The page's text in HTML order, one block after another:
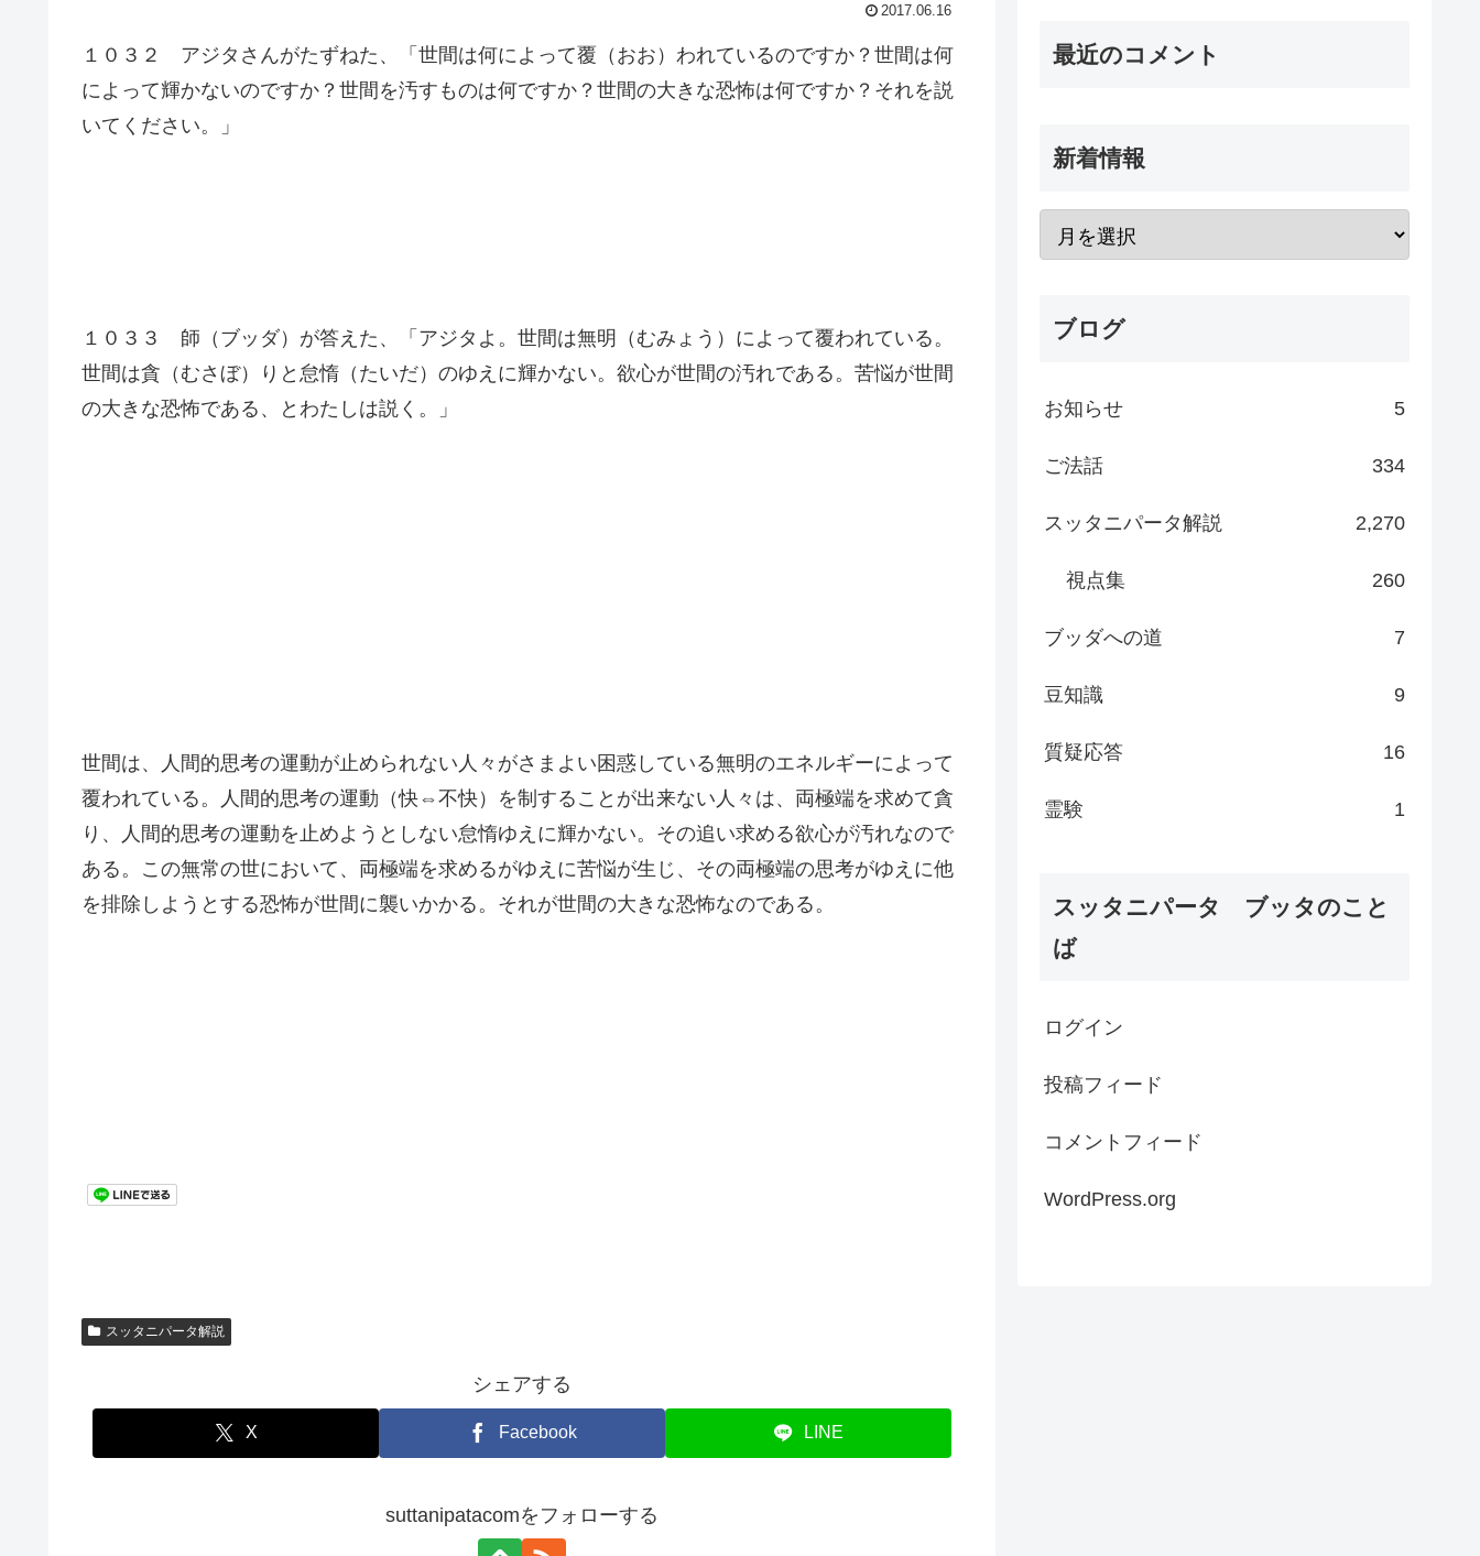
2017.06.16
１０３２ アジタさんがたずねた、「世間は何によって覆（おお）われているのですか？世間は何
によって輝かないのですか？世間を汚すものは何ですか？世間の大きな恐怖は何ですか？それを説
いてください。」
１０３３ 師（ブッダ）が答えた、「アジタよ。世間は無明（むみょう）によって覆われている。
世間は貪（むさぼ）りと怠惰（たいだ）のゆえに輝かない。欲心が世間の汚れである。苦悩が世間
の大きな恐怖である、とわたしは説く。」
世間は、人間的思考の運動が止められない人々がさまよい困惑している無明のエネルギーによって
覆われている。人間的思考の運動（快⇔不快）を制することが出来ない人々は、両極端を求めて貪
り、人間的思考の運動を止めようとしない怠惰ゆえに輝かない。その追い求める欲心が汚れなので
ある。この無常の世において、両極端を求めるがゆえに苦悩が生じ、その両極端の思考がゆえに他
を排除しようとする恐怖が世間に襲いかかる。それが世間の大きな恐怖なのである。
スッタニパータ解説
シェアする
X Facebook LINE
suttanipatacomをフォローする
最近のコメント
新着情報
ブログ
お知らせ 5
ご法話 334
スッタニパータ解説 2,270
視点集 260
ブッダへの道 7
豆知識 9
質疑応答 16
霊験 1
スッタニパータ ブッタのこと
ば
ログイン
投稿フィード
コメントフィード
WordPress.org